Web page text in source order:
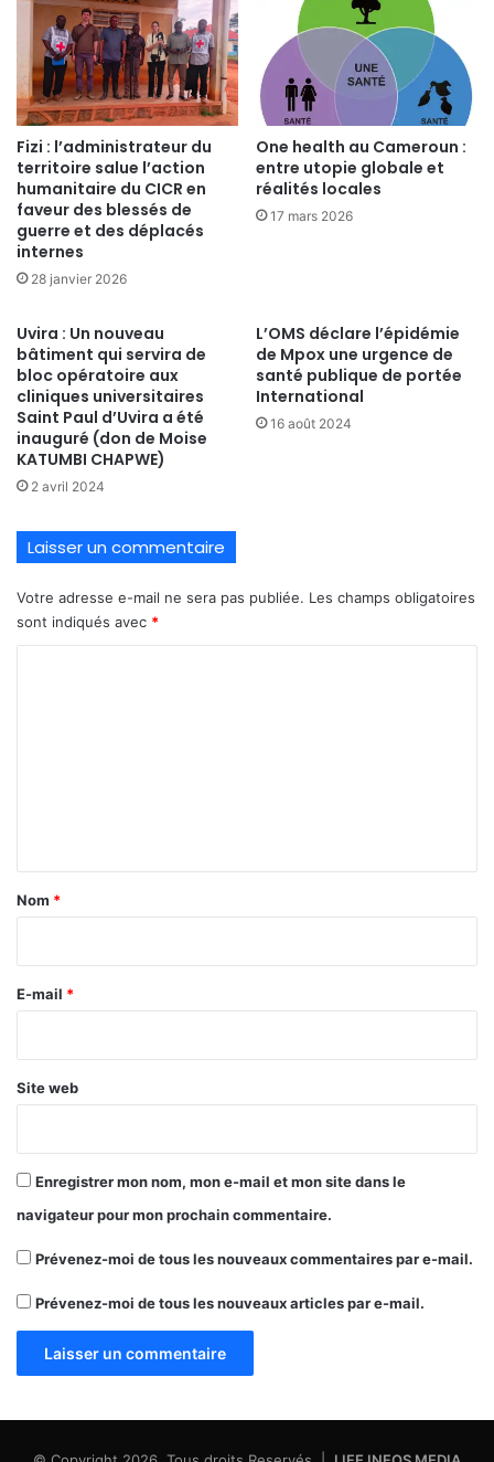
Fizi : l’administrateur du
territoire salue l’action
humanitaire du CICR en
faveur des blessés de
guerre et des déplacés
internes
28 janvier 2026
One health au Cameroun :
entre utopie globale et
réalités locales
17 mars 2026
Uvira : Un nouveau
bâtiment qui servira de
bloc opératoire aux
cliniques universitaires
Saint Paul d’Uvira a été
inauguré (don de Moise
KATUMBI CHAPWE)
2 avril 2024
L’OMS déclare l’épidémie
de Mpox une urgence de
santé publique de portée
International
16 août 2024
Laisser un commentaire
Votre adresse e-mail ne sera pas publiée. Les champs obligatoires
sont indiqués avec *
a
e
Nom *
E-mail *
Site web
Enregistrer mon nom, mon e-mail et mon site dans le
navigateur pour mon prochain commentaire.
Prévenez-moi de tous les nouveaux commentaires par e-mail.
Prévenez-moi de tous les nouveaux articles par e-mail.